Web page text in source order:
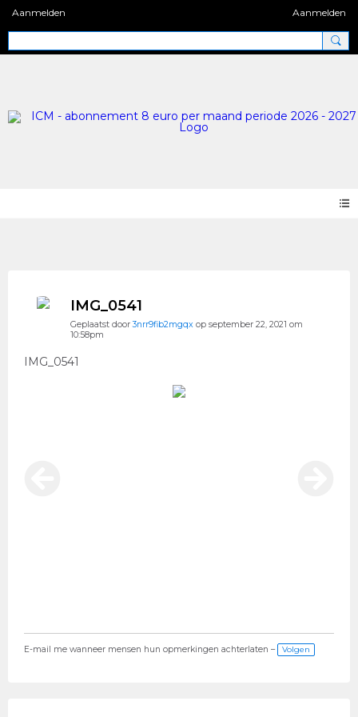
Aanmelden Aanmelden
IMG_0541
Geplaatst door3nrr9fib2mgqx op september 22, 2021 om
10:58pm
IMG_0541
E-mail me wanneer mensen hun opmerkingen achterlaten – Volgen